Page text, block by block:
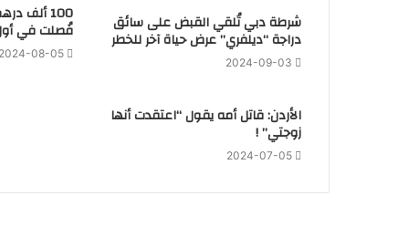
شرطة دبي تُلقي القبض على سائق
دراجة “ديلفري” عرض حياة آخر للخطر
2024-09-03
100 ألف
فُصلت في
08-05
الأردن: قاتل أمه يقول “اعتقدت أنها
زوجتي” !
2024-07-05